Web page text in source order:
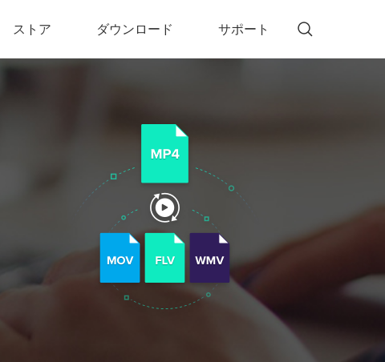
ストア ダウンロード サポート